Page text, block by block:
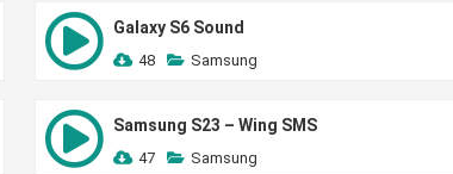
Galaxy S6 Sound
48 Samsung
Samsung S23 – Wing SMS
47 Samsung